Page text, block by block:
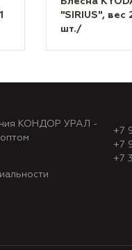
"SIRIUS", вес
шт./
КОНДОР УРАЛ -
+7
+7
+7